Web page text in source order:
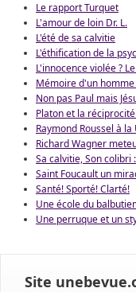
Le rapport Turquet
L'amour de loin Dr. L.
L'été de sa calvitie
L'éthification de la
L'innocence violée ?
Mémoire d'un
Non pas Paul mais
Platon et la
Raymond Roussel à la
Richard Wagner
Sa calvitie, Son colibri :
Saint Foucault un
Santé! Sporté! Clarté!
Une école du
Une perruque et un
Site